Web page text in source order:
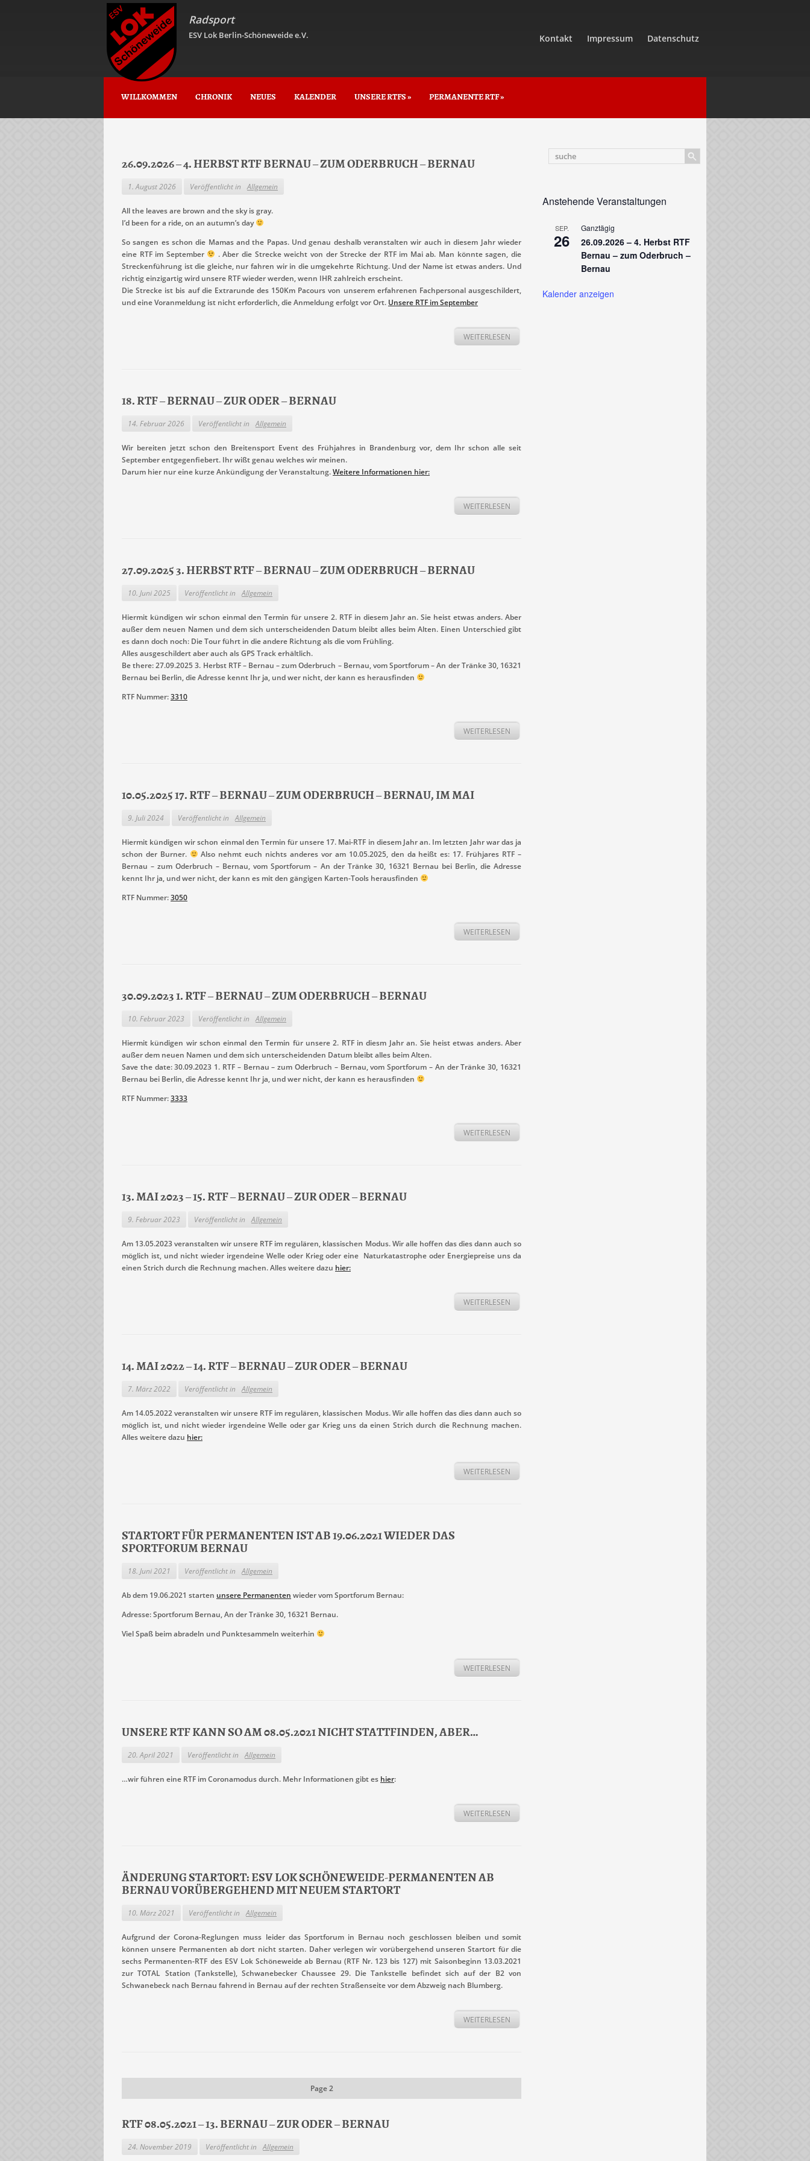
Radsport
ESV Lok Berlin-Schöneweide e.V. Kontakt Impressum Datenschutz
WILLKOMMEN CHRONIK NEUES KALENDER UNSERE RTFS» PERMANENTE RTF»
Anstehende Veranstaltungen
SEP.
26
Ganztägig
26.09.2026 – 4. Herbst RTF
Bernau – zum Oderbruch –
Bernau
Kalender anzeigen
26.09.2026 – 4. HERBST RTF BERNAU – ZUM ODERBRUCH – BERNAU
1. August 2026 Veröffentlicht in Allgemein
All the leaves are brown and the sky is gray.
I’d been for a ride, on an autumn’s day
So sangen es schon die Mamas and the Papas. Und genau deshalb veranstalten wir auch in diesem Jahr wieder
eine RTF im September
. Aber die Strecke weicht von der Strecke der RTF im Mai ab. Man könnte sagen, die
Streckenführung ist die gleiche, nur fahren wir in die umgekehrte Richtung. Und der Name ist etwas anders. Und
richtig einzigartig wird unsere RTF wieder werden, wenn IHR zahlreich erscheint.
Die Strecke ist bis auf die Extrarunde des 150Km Pacours von unserem erfahrenen Fachpersonal ausgeschildert,
und eine Voranmeldung ist nicht erforderlich, die Anmeldung erfolgt vor Ort. Unsere RTF im September
WEITERLESEN
18. RTF – BERNAU – ZUR ODER – BERNAU
14. Februar 2026 Veröffentlicht in Allgemein
Wir bereiten jetzt schon den Breitensport Event des Frühjahres in Brandenburg vor, dem Ihr schon alle seit
September entgegenfiebert. Ihr wißt genau welches wir meinen.
Darum hier nur eine kurze Ankündigung der Veranstaltung.Weitere Informationen hier:
WEITERLESEN
27.09.2025 3. HERBST RTF – BERNAU – ZUM ODERBRUCH – BERNAU
10. Juni 2025 Veröffentlicht in Allgemein
Hiermit kündigen wir schon einmal den Termin für unsere 2. RTF in diesem Jahr an. Sie heist etwas anders. Aber
außer dem neuen Namen und dem sich unterscheidenden Datum bleibt alles beim Alten. Einen Unterschied gibt
es dann doch noch: Die Tour führt in die andere Richtung als die vom Frühling.
Alles ausgeschildert aber auch als GPS Track erhältlich.
Be there: 27.09.2025 3. Herbst RTF – Bernau – zum Oderbruch – Bernau, vom Sportforum – An der Tränke 30, 16321
Bernau bei Berlin, die Adresse kennt Ihr ja, und wer nicht, der kann es herausfinden
RTF Nummer:3310
WEITERLESEN
10.05.2025 17. RTF – BERNAU – ZUM ODERBRUCH – BERNAU, IM MAI
9. Juli 2024 Veröffentlicht in Allgemein
Hiermit kündigen wir schon einmal den Termin für unsere 17. Mai-RTF in diesem Jahr an. Im letzten Jahr war das ja
schon der Burner.
Also nehmt euch nichts anderes vor am 10.05.2025, den da heißt es: 17. Frühjares RTF –
Bernau – zum Oderbruch – Bernau, vom Sportforum – An der Tränke 30, 16321 Bernau bei Berlin, die Adresse
kennt Ihr ja, und wer nicht, der kann es mit den gängigen Karten-Tools herausfinden
RTF Nummer:3050
WEITERLESEN
30.09.2023 1. RTF – BERNAU – ZUM ODERBRUCH – BERNAU
10. Februar 2023 Veröffentlicht in Allgemein
Hiermit kündigen wir schon einmal den Termin für unsere 2. RTF in diesm Jahr an. Sie heist etwas anders. Aber
außer dem neuen Namen und dem sich unterscheidenden Datum bleibt alles beim Alten.
Save the date: 30.09.2023 1. RTF – Bernau – zum Oderbruch – Bernau, vom Sportforum – An der Tränke 30, 16321
Bernau bei Berlin, die Adresse kennt Ihr ja, und wer nicht, der kann es herausfinden
RTF Nummer:3333
WEITERLESEN
13. MAI 2023 – 15. RTF – BERNAU – ZUR ODER – BERNAU
9. Februar 2023 Veröffentlicht in Allgemein
Am 13.05.2023 veranstalten wir unsere RTF im regulären, klassischen Modus. Wir alle hoffen das dies dann auch so
möglich ist, und nicht wieder irgendeine Welle oder Krieg oder eine Naturkatastrophe oder Energiepreise uns da
einen Strich durch die Rechnung machen. Alles weitere dazu hier:
WEITERLESEN
14. MAI 2022 – 14. RTF – BERNAU – ZUR ODER – BERNAU
7. März 2022 Veröffentlicht in Allgemein
Am 14.05.2022 veranstalten wir unsere RTF im regulären, klassischen Modus. Wir alle hoffen das dies dann auch so
möglich ist, und nicht wieder irgendeine Welle oder gar Krieg uns da einen Strich durch die Rechnung machen.
Alles weitere dazu hier:
WEITERLESEN
STARTORT FÜR PERMANENTEN IST AB 19.06.2021 WIEDER DAS
SPORTFORUM BERNAU
18. Juni 2021 Veröffentlicht in Allgemein
Ab dem 19.06.2021 starten unsere Permanenten wieder vom Sportforum Bernau:
Adresse: Sportforum Bernau, An der Tränke 30, 16321 Bernau.
Viel Spaß beim abradeln und Punktesammeln weiterhin
WEITERLESEN
UNSERE RTF KANN SO AM 08.05.2021 NICHT STATTFINDEN, ABER…
20. April 2021 Veröffentlicht in Allgemein
…wir führen eine RTF im Coronamodus durch. Mehr Informationen gibt es hier:
WEITERLESEN
ÄNDERUNG STARTORT: ESV LOK SCHÖNEWEIDE-PERMANENTEN AB
BERNAU VORÜBERGEHEND MIT NEUEM STARTORT
10. März 2021 Veröffentlicht in Allgemein
Aufgrund der Corona-Reglungen muss leider das Sportforum in Bernau noch geschlossen bleiben und somit
können unsere Permanenten ab dort nicht starten. Daher verlegen wir vorübergehend unseren Startort für die
sechs Permanenten-RTF des ESV Lok Schöneweide ab Bernau (RTF Nr. 123 bis 127) mit Saisonbeginn 13.03.2021
zur TOTAL Station (Tankstelle), Schwanebecker Chaussee 29. Die Tankstelle befindet sich auf der B2 von
Schwanebeck nach Bernau fahrend in Bernau auf der rechten Straßenseite vor dem Abzweig nach Blumberg.
WEITERLESEN
Page 2
RTF 08.05.2021 – 13. BERNAU – ZUR ODER – BERNAU
24. November 2019 Veröffentlicht in Allgemein